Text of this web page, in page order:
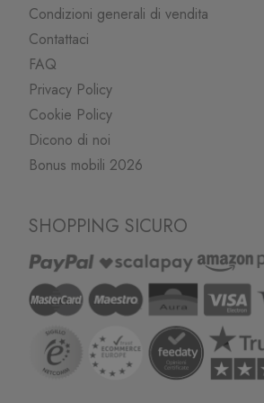
Condizioni generali di vendita
Contattaci
FAQ
Privacy Policy
Cookie Policy
Dicono di noi
Bonus mobili 2026
SHOPPING SICURO